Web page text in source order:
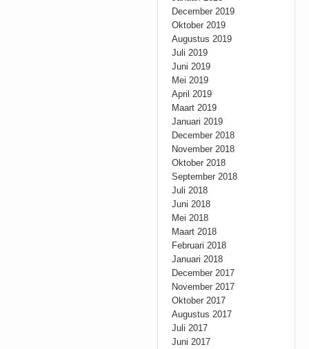
December 2019
Oktober 2019
Augustus 2019
Juli 2019
Juni 2019
Mei 2019
April 2019
Maart 2019
Januari 2019
December 2018
November 2018
Oktober 2018
September 2018
Juli 2018
Juni 2018
Mei 2018
Maart 2018
Februari 2018
Januari 2018
December 2017
November 2017
Oktober 2017
Augustus 2017
Juli 2017
Juni 2017